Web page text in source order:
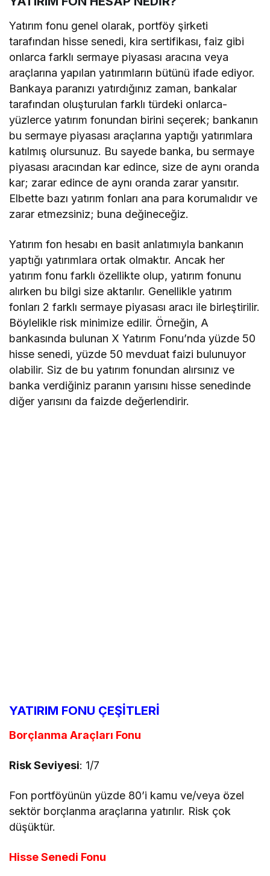
Yatırım fonu genel olarak, portföy şirketi
tarafından hisse senedi, kira sertifikası, faiz gibi
onlarca farklı sermaye piyasası aracına veya
araçlarına yapılan yatırımların bütünü ifade ediyor.
Bankaya paranızı yatırdığınız zaman, bankalar
tarafından oluşturulan farklı türdeki onlarca-
yüzlerce yatırım fonundan birini seçerek; bankanın
bu sermaye piyasası araçlarına yaptığı yatırımlara
katılmış olursunuz. Bu sayede banka, bu sermaye
piyasası aracından kar edince, size de aynı oranda
kar; zarar edince de aynı oranda zarar yansıtır.
Elbette bazı yatırım fonları ana para korumalıdır ve
zarar etmezsiniz; buna değineceğiz.
Yatırım fon hesabı en basit anlatımıyla bankanın
yaptığı yatırımlara ortak olmaktır. Ancak her
yatırım fonu farklı özellikte olup, yatırım fonunu
alırken bu bilgi size aktarılır. Genellikle yatırım
fonları 2 farklı sermaye piyasası aracı ile birleştirilir.
Böylelikle risk minimize edilir. Örneğin, A
bankasında bulunan X Yatırım Fonu’nda yüzde 50
hisse senedi, yüzde 50 mevduat faizi bulunuyor
olabilir. Siz de bu yatırım fonundan alırsınız ve
banka verdiğiniz paranın yarısını hisse senedinde
diğer yarısını da faizde değerlendirir.
YATIRIM FONU ÇEŞİTLERİ
Borçlanma Araçları Fonu
Risk Seviyesi: 1/7
Fon portföyünün yüzde 80’i kamu ve/veya özel
sektör borçlanma araçlarına yatırılır. Risk çok
düşüktür.
Hisse Senedi Fonu